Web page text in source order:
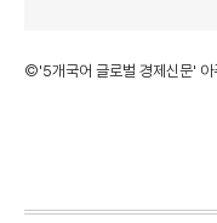
©'5개국어 글로벌 경제신문' 아